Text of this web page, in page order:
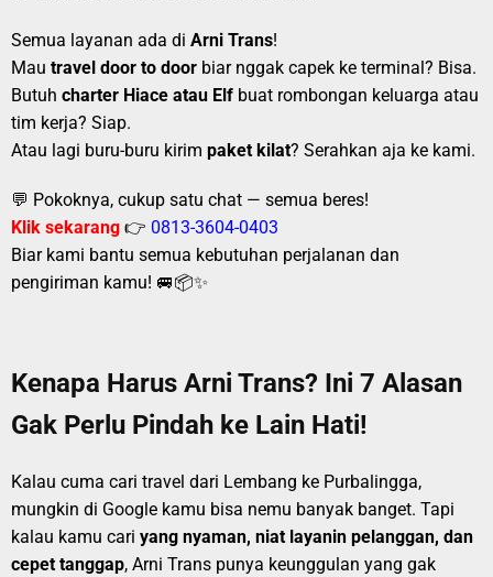
Semua layanan ada di Arni Trans!
Mau travel door to door biar nggak capek ke terminal? Bisa.
Butuh charter Hiace atau Elf buat rombongan keluarga atau
tim kerja? Siap.
Atau lagi buru-buru kirim paket kilat? Serahkan aja ke kami.
💬 Pokoknya, cukup satu chat — semua beres!
Klik sekarang 👉 0813-3604-0403
Biar kami bantu semua kebutuhan perjalanan dan
pengiriman kamu! 🚐📦✨
Kenapa Harus Arni Trans? Ini 7 Alasan
Gak Perlu Pindah ke Lain Hati!
Kalau cuma cari travel dari Lembang ke Purbalingga,
mungkin di Google kamu bisa nemu banyak banget. Tapi
kalau kamu cari yang nyaman, niat layanin pelanggan, dan
cepet tanggap, Arni Trans punya keunggulan yang gak